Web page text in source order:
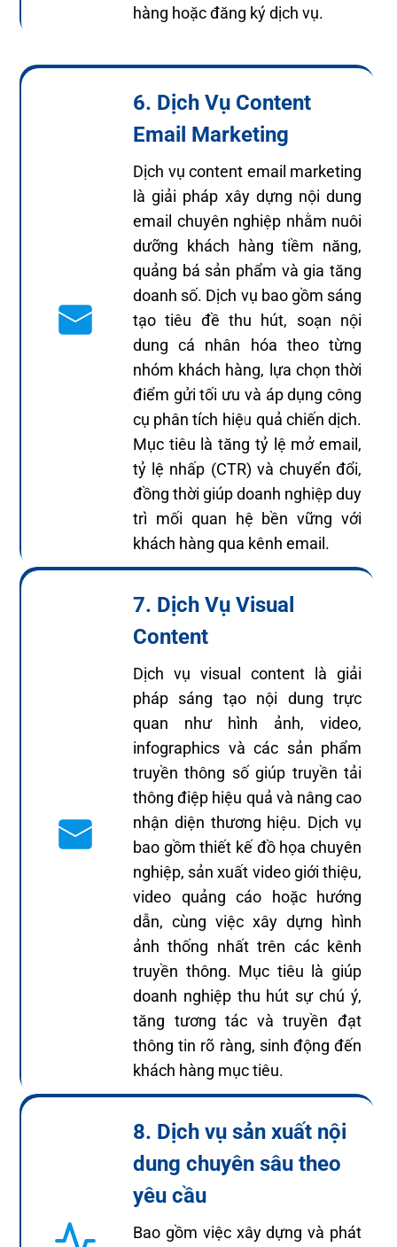
hàng hoặc đăng ký dịch vụ.
6. Dịch Vụ Content
Email Marketing
Dịch vụ content email marketing
là giải pháp xây dựng nội dung
email chuyên nghiệp nhằm nuôi
dưỡng khách hàng tiềm năng,
quảng bá sản phẩm và gia tăng
doanh số. Dịch vụ bao gồm sáng
tạo tiêu đề thu hút, soạn nội
dung cá nhân hóa theo từng
nhóm khách hàng, lựa chọn thời
điểm gửi tối ưu và áp dụng công
cụ phân tích hiệu quả chiến dịch.
Mục tiêu là tăng tỷ lệ mở email,
tỷ lệ nhấp (CTR) và chuyển đổi,
đồng thời giúp doanh nghiệp duy
trì mối quan hệ bền vững với
khách hàng qua kênh email.
7. Dịch Vụ Visual
Content
Dịch vụ visual content là giải
pháp sáng tạo nội dung trực
quan như hình ảnh, video,
infographics và các sản phẩm
truyền thông số giúp truyền tải
thông điệp hiệu quả và nâng cao
nhận diện thương hiệu. Dịch vụ
bao gồm thiết kế đồ họa chuyên
nghiệp, sản xuất video giới thiệu,
video quảng cáo hoặc hướng
dẫn, cùng việc xây dựng hình
ảnh thống nhất trên các kênh
truyền thông. Mục tiêu là giúp
doanh nghiệp thu hút sự chú ý,
tăng tương tác và truyền đạt
thông tin rõ ràng, sinh động đến
khách hàng mục tiêu.
8. Dịch vụ sản xuất nội
dung chuyên sâu theo
yêu cầu
Bao gồm việc xây dựng và phát